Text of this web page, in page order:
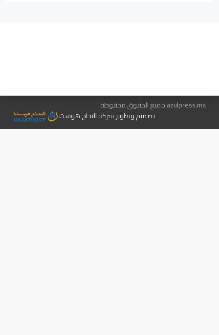
azulpress.ma جميع الحقوق محفوظة
تصميم وتطويرشركةالنجاح هوست